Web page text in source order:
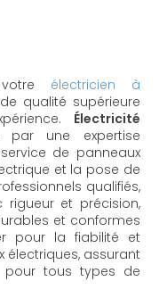
électricien à
qualité supérieure
Électricité
par une expertise
de panneaux
et la pose de
qualifiés,
et précision,
et conformes
pour la fiabilité et
électriques, assurant
pour tous types de